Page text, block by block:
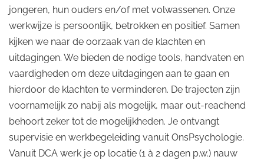
jongeren, hun ouders en/of met volwassenen. Onze
werkwijze is persoonlijk, betrokken en positief. Samen
kijken we naar de oorzaak van de klachten en
uitdagingen. We bieden de nodige tools, handvaten en
vaardigheden om deze uitdagingen aan te gaan en
hierdoor de klachten te verminderen. De trajecten zijn
voornamelijk zo nabij als mogelijk, maar out-reachend
behoort zeker tot de mogelijkheden. Je ontvangt
supervisie en werkbegeleiding vanuit OnsPsychologie.
Vanuit DCA werk je op locatie (1 à 2 dagen p.w.) nauw